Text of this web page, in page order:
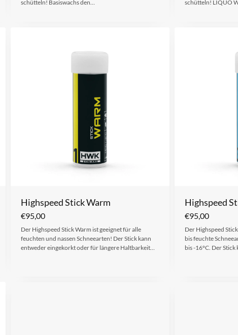
schütteln! Basiswachs den…
schütteln! LIQUO
Highspeed Stick Warm
€95,00
Der Highspeed Stick Warm ist geeignet für alle
feuchten und nassen Schneearten! Der Stick kann
entweder eingekorkt oder für längere Haltbarkeit…
Highspeed
€95,00
Der Highspeed
bis feuchte
bis -16°C. Der